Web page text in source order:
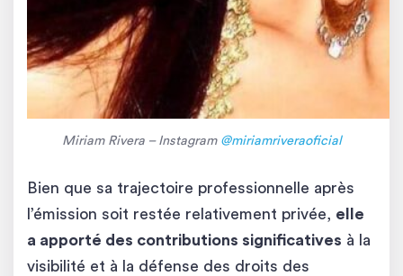
Miriam Rivera – Instagram @miriamriveraoficial
Bien que sa trajectoire professionnelle après
l’émission soit restée relativement privée, elle
a apporté des contributions significatives à la
visibilité et à la défense des droits des